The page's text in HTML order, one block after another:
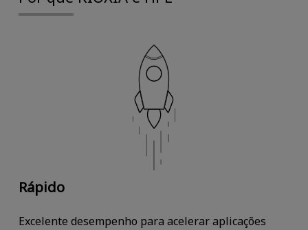
Rápido
Excelente desempenho para acelerar aplicações